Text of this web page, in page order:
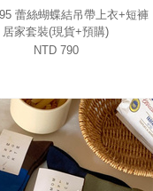
蕾絲蝴蝶結吊帶上衣+短褲
居家套裝(現貨+預購)
NTD 790